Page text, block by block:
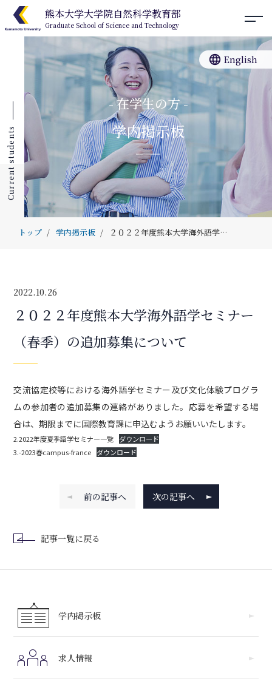
language English
熊本大学大学院自然科学教育部
Graduate School of Science and Technology
- 在学生の方 -
学内掲示板
トップ 学内掲示板 ２０２２年度熊本大学海外語学セミナー（春季）の追加募集について
Current students
2022.10.26
２０２２年度熊本大学海外語学セミナー
（春季）の追加募集について
交流協定校等における海外語学セミナー及び文化体験プログラ
ムの参加者の追加募集の連絡がありました。応募を希望する場
合は、期限までに国際教育課に申込むようお願いいたします。
2.2022年度夏季語学セミナー一覧
ダウンロード
3.-2023春campus-france
ダウンロード
記事一覧に戻る
前の記事へ 次の記事へ
学内掲示板
求人情報